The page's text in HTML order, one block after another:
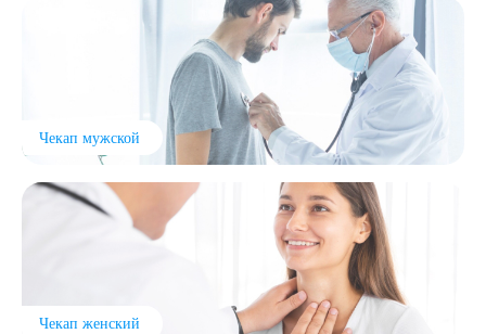
8 (863) 309-05-06
ЗАКАЗАТЬ ЗВОНОК
ЗАПИСЬ ОНЛАЙН
Чекап мужской
Чекап женский